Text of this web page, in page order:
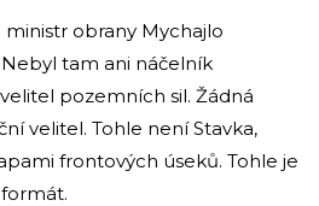
obrany Mychajlo
tam ani náčelník
pozemních sil. Žádná
velitel. Tohle není Stavka,
frontových úseků. Tohle je